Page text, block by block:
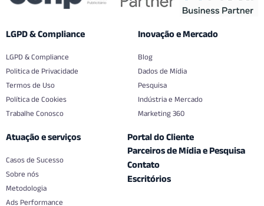
LGPD & Compliance
LGPD & Compliance
Politica de Privacidade
Termos de Uso
Política de Cookies
Trabalhe Conosco
Inovação e Mercado
Blog
Dados de Mídia
Pesquisa
Indústria e Mercado
Marketing 360
Atuação e serviços
Casos de Sucesso
Sobre nós
Metodologia
Ads Performance
Portal do Cliente
Parceiros de Mídia e Pesquisa
Contato
Escritórios